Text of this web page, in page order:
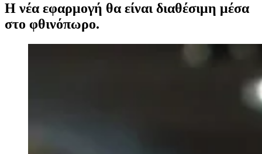
Η νέα εφαρμογή θα είναι διαθέσιμη μέσα
στο φθινόπωρο.